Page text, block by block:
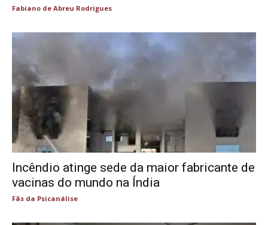
Fabiano de Abreu Rodrigues
Incêndio atinge sede da maior fabricante de
vacinas do mundo na Índia
Fãs da Psicanálise